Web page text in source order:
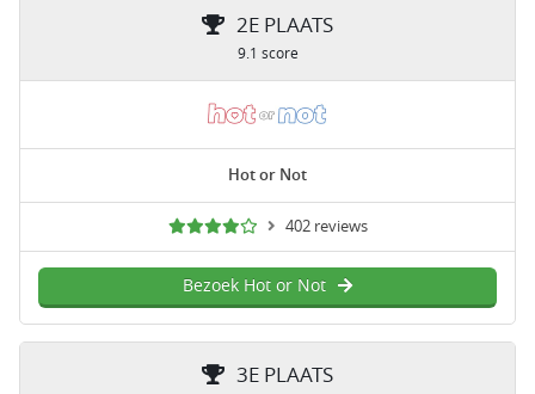
2E PLAATS
9.1 score
Hot or Not
402 reviews
Bezoek Hot or Not
3E PLAATS